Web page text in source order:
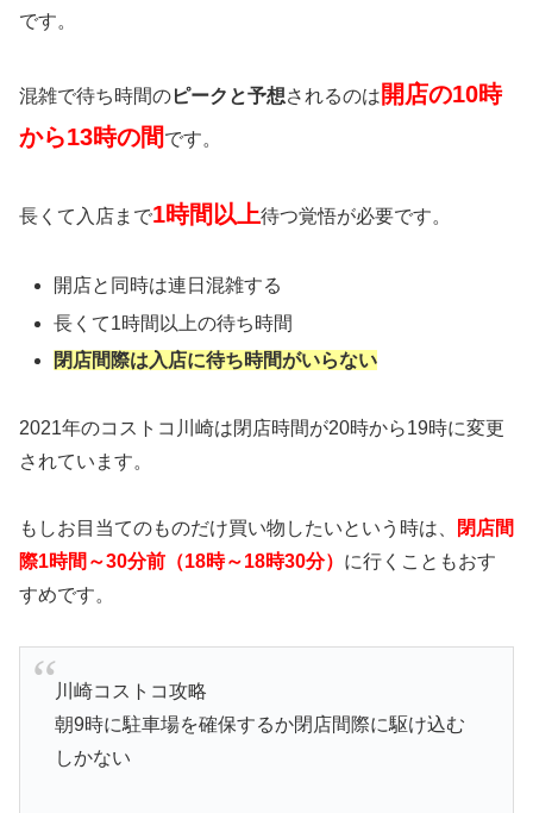
です。
混雑で待ち時間のピークと予想されるのは 開店の10時
から13時の間 です。
長くて入店まで1時間以上待つ覚悟が必要です。
開店と同時は連日混雑する
長くて1時間以上の待ち時間
閉店間際は入店に待ち時間がいらない
2021年のコストコ川崎は閉店時間が20時から19時に変更
されています。
もしお目当てのものだけ買い物したいという時は、
閉店間
際1時間～30分前（18時～18時30分） に行くこともおす
すめです。
川崎コストコ攻略
朝9時に駐車場を確保するか閉店間際に駆け込む
しかない